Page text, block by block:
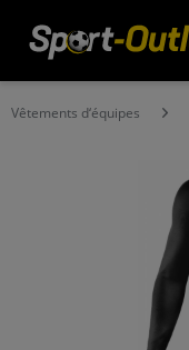
Vêtements d‘équipes